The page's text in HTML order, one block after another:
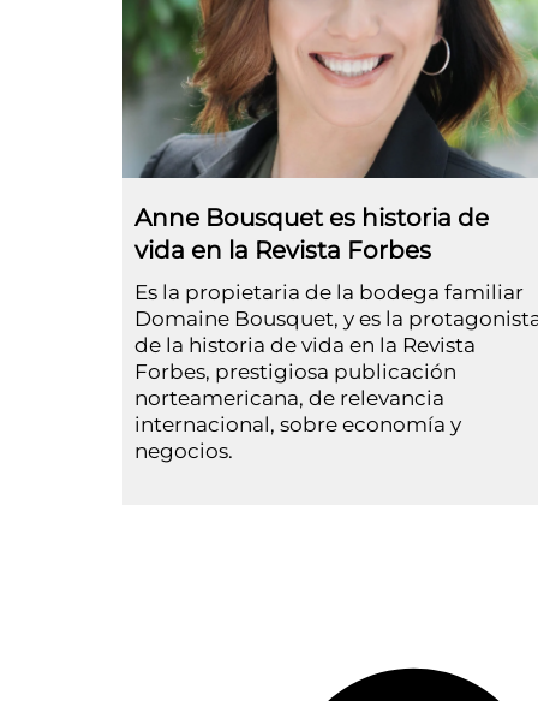
Anne Bousquet es historia de
vida en la Revista Forbes
Es la propietaria de la bodega familiar
Domaine Bousquet, y es la
de la historia de vida en la Revista
Forbes, prestigiosa publicación
norteamericana, de relevancia
internacional, sobre economía y
negocios.